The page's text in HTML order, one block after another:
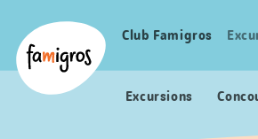
navigation
Logo
Navigation
Club Famigros
Excursions